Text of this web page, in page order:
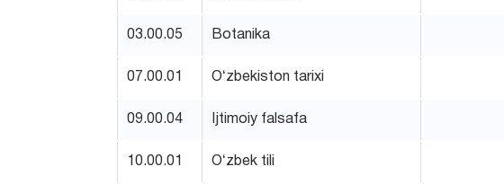
03.00.05 Botanika
07.00.01 Oʻzbekiston tarixi
09.00.04 Ijtimoiy falsafa
10.00.01 Oʻzbek tili